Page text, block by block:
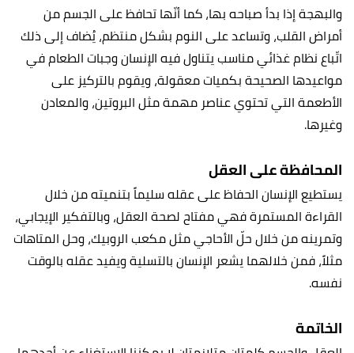
والبهجة إذا بدأ صباحه بها، كما أنّها تحافظ على الجسم من
أمراض القلب، وتساعد على النوم بشكل منتظم، يُضاف إلى ذلك
اتّباع نظام غذائي مناسب يتناول فيه الإنسان وجبات الطعام في
مواعيدها الصحيحة بكميات معقولة، ويقوم بالتركيز على
الأطعمة التي تحتوي عناصر مهمة مثل البروتين، والمعادن
وغيرها.
المحافظة على العقل
يستطيع الإنسان الحفاظ على عقله سليماً بتنميته من خلال
القراءة المستمرة فهي مفتاح لصحة العقل، وبالتفكير الإيجابي،
وتمرينه من خلال حلّ الأحاجي مثل مكعب الروبيك، وحل المتاهات
مثلاً، فمن خلالهما يشعر الإنسان بالتسلية ويفيد عقله بالوقت
نفسه.
الخاتمة